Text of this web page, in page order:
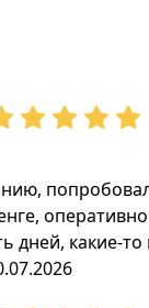
дней, какие-то